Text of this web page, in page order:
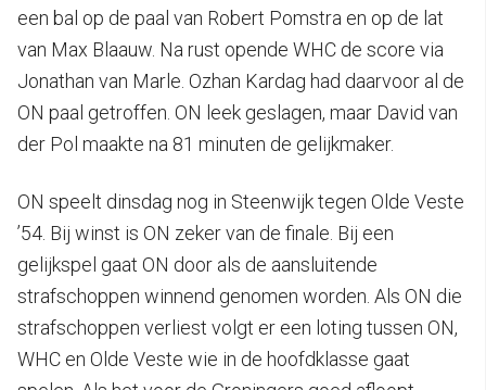
een bal op de paal van Robert Pomstra en op de lat
van Max Blaauw. Na rust opende WHC de score via
Jonathan van Marle. Ozhan Kardag had daarvoor al de
ON paal getroffen. ON leek geslagen, maar David van
der Pol maakte na 81 minuten de gelijkmaker.
ON speelt dinsdag nog in Steenwijk tegen Olde Veste
’54. Bij winst is ON zeker van de finale. Bij een
gelijkspel gaat ON door als de aansluitende
strafschoppen winnend genomen worden. Als ON die
strafschoppen verliest volgt er een loting tussen ON,
WHC en Olde Veste wie in de hoofdklasse gaat